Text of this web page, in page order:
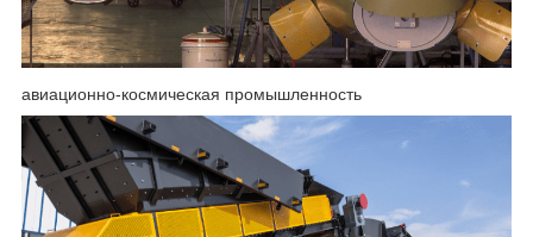
авиационно-космическая промышленность